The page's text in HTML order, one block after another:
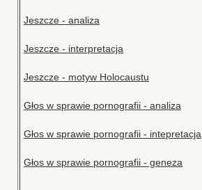
Jeszcze - analiza
Jeszcze - interpretacja
Jeszcze - motyw Holocaustu
Głos w sprawie pornografii - analiza
Głos w sprawie pornografii - intepretacja
Głos w sprawie pornografii - geneza